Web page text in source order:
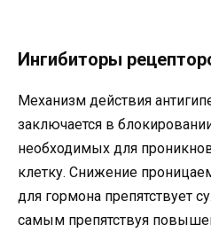
Ингибиторы
Механизм действия
заключается в
необходимых для
клетку. Снижение
для гормона препятствует
самым препятствуя